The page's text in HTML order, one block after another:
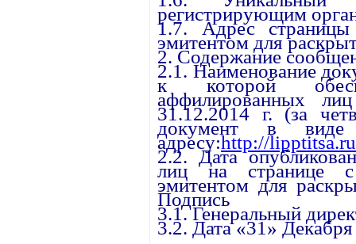
регистрирующим
1.7. Адрес страницы
эмитентом для
2. Содержание
2.1. Наименование
к которой
аффилированных
31.12.2014 г. (за
документ в
адресу:http://
2.2. Дата
лиц на странице с
эмитентом для
Подпись
3.1. Генеральный
3.2. Дата «31» Декабря